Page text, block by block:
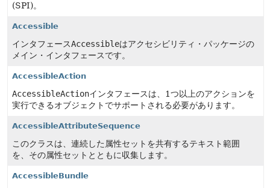
(SPI)。
Accessible
インタフェースAccessibleはアクセシビリティ・パッケージの
メイン・インタフェースです。
AccessibleAction
AccessibleActionインタフェースは、1つ以上のアクションを
実行できるオブジェクトでサポートされる必要があります。
AccessibleAttributeSequence
このクラスは、連続した属性セットを共有するテキスト範囲
を、その属性セットとともに収集します。
AccessibleBundle